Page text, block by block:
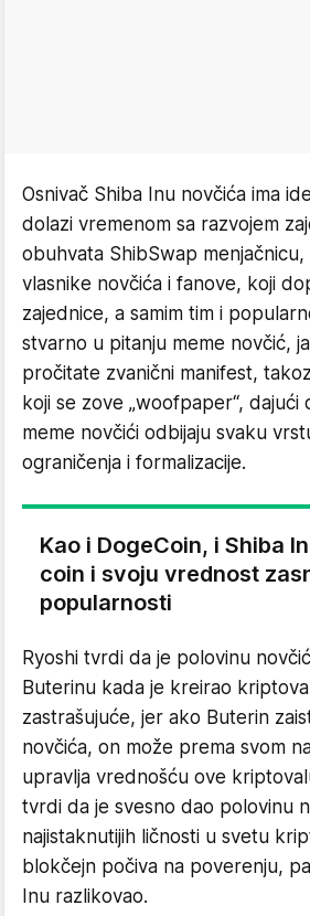
Osnivač Shiba Inu novčića ima
dolazi vremenom sa razvojem
obuhvata ShibSwap
vlasnike novčića i fanove, koji
zajednice, a samim tim i
stvarno u pitanju meme novčić,
pročitate zvanični manifest,
koji se zove „woofpaper“, dajući
meme novčići odbijaju svaku
ograničenja i formalizacije.
Kao i DogeCoin, i Shiba
coin i svoju vrednost
popularnosti
Ryoshi tvrdi da je polovinu
Buterinu kada je kreirao
zastrašujuće, jer ako Buterin
novčića, on može prema svom
upravlja vrednošću ove
tvrdi da je svesno dao polovinu
najistaknutijih ličnosti u svetu
blokčejn počiva na poverenju,
Inu razlikovao.